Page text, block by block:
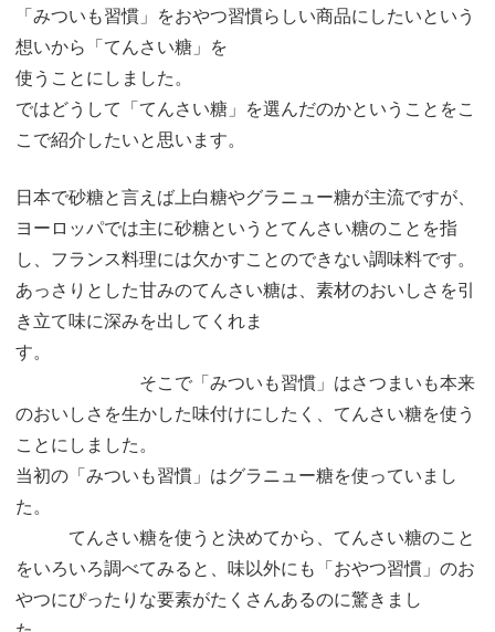
「みついも習慣」をおやつ習慣らしい商品にしたいという
想いから「てんさい糖」を
使うことにしました。
ではどうして「てんさい糖」を選んだのかということをこ
こで紹介したいと思います。
日本で砂糖と言えば上白糖やグラニュー糖が主流ですが、
ヨーロッパでは主に砂糖というとてんさい糖のことを指
し、フランス料理には欠かすことのできない調味料です。
あっさりとした甘みのてんさい糖は、素材のおいしさを引
き立て味に深みを出してくれま
す。
そこで「みついも習慣」はさつまいも本来
のおいしさを生かした味付けにしたく、てんさい糖を使う
ことにしました。
当初の「みついも習慣」はグラニュー糖を使っていまし
た。
てんさい糖を使うと決めてから、てんさい糖のこと
をいろいろ調べてみると、味以外にも「おやつ習慣」のお
やつにぴったりな要素がたくさんあるのに驚きまし